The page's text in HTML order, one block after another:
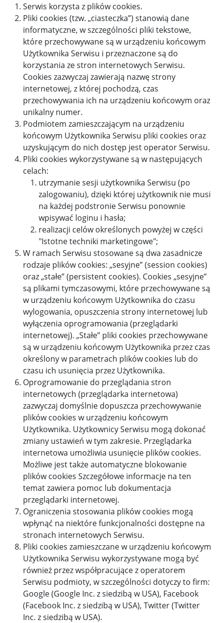
Serwis korzysta z plików cookies.
Pliki cookies (tzw. „ciasteczka”) stanowią dane
informatyczne, w szczególności pliki tekstowe,
które przechowywane są w urządzeniu końcowym
Użytkownika Serwisu i przeznaczone są do
korzystania ze stron internetowych Serwisu.
Cookies zazwyczaj zawierają nazwę strony
internetowej, z której pochodzą, czas
przechowywania ich na urządzeniu końcowym oraz
unikalny numer.
Podmiotem zamieszczającym na urządzeniu
końcowym Użytkownika Serwisu pliki cookies oraz
uzyskującym do nich dostęp jest operator Serwisu.
Pliki cookies wykorzystywane są w następujących
celach:
utrzymanie sesji użytkownika Serwisu (po
zalogowaniu), dzięki której użytkownik nie musi
na każdej podstronie Serwisu ponownie
wpisywać loginu i hasła;
realizacji celów określonych powyżej w części
"Istotne techniki marketingowe";
W ramach Serwisu stosowane są dwa zasadnicze
rodzaje plików cookies: „sesyjne” (session cookies)
oraz „stałe” (persistent cookies). Cookies „sesyjne”
są plikami tymczasowymi, które przechowywane są
w urządzeniu końcowym Użytkownika do czasu
wylogowania, opuszczenia strony internetowej lub
wyłączenia oprogramowania (przeglądarki
internetowej). „Stałe” pliki cookies przechowywane
są w urządzeniu końcowym Użytkownika przez czas
określony w parametrach plików cookies lub do
czasu ich usunięcia przez Użytkownika.
Oprogramowanie do przeglądania stron
internetowych (przeglądarka internetowa)
zazwyczaj domyślnie dopuszcza przechowywanie
plików cookies w urządzeniu końcowym
Użytkownika. Użytkownicy Serwisu mogą dokonać
zmiany ustawień w tym zakresie. Przeglądarka
internetowa umożliwia usunięcie plików cookies.
Możliwe jest także automatyczne blokowanie
plików cookies Szczegółowe informacje na ten
temat zawiera pomoc lub dokumentacja
przeglądarki internetowej.
Ograniczenia stosowania plików cookies mogą
wpłynąć na niektóre funkcjonalności dostępne na
stronach internetowych Serwisu.
Pliki cookies zamieszczane w urządzeniu końcowym
Użytkownika Serwisu wykorzystywane mogą być
również przez współpracujące z operatorem
Serwisu podmioty, w szczególności dotyczy to firm:
Google (Google Inc. z siedzibą w USA), Facebook
(Facebook Inc. z siedzibą w USA), Twitter (Twitter
Inc. z siedzibą w USA).